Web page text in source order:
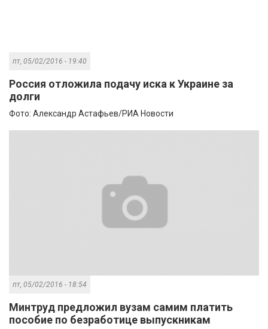
пт, 05/02/2016 - 19:40
Россия отложила подачу иска к Украине за
долги
Фото: Александр Астафьев/РИА Новости
пт, 05/02/2016 - 18:54
Минтруд предложил вузам самим платить
пособие по безработице выпускникам